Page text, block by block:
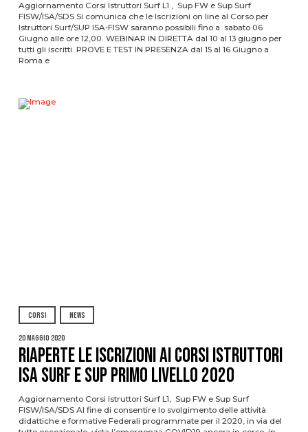
Aggiornamento Corsi Istruttori Surf L1 , Sup FW e Sup Surf
FISW/ISA/SDS Si comunica che le Iscrizioni on line al Corso per
Istruttori Surf/SUP ISA-FISW saranno possibili fino a sabato 06
Giugno alle ore 12,00. WEBINAR IN DIRETTA dal 10 al 13 giugno per
tutti gli iscritti. PROVE E TEST IN PRESENZA dal 15 al 16 Giugno a
Roma e
CORSI NEWS
20 Maggio 2020
RIAPERTE LE ISCRIZIONI AI CORSI ISTRUTTORI
ISA SURF E SUP PRIMO LIVELLO 2020
Aggiornamento Corsi Istruttori Surf L1, Sup FW e Sup Surf
FISW/ISA/SDS Al fine di consentire lo svolgimento delle attività
didattiche e formative Federali programmate per il 2020, in via del